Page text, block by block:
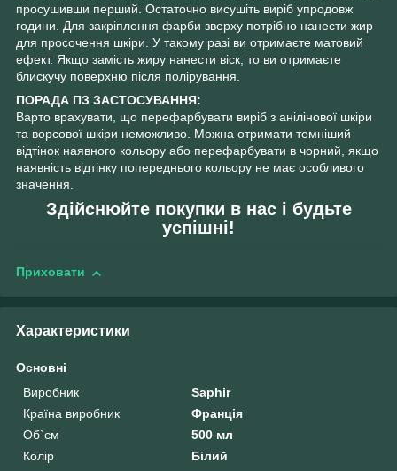
просушивши перший. Остаточно висушіть виріб упродовж
години. Для закріплення фарби зверху потрібно нанести жир
для просочення шкіри. У такому разі ви отримаєте матовий
ефект. Якщо замість жиру нанести віск, то ви отримаєте
блискучу поверхню після полірування.
ПОРАДА ПЗ ЗАСТОСУВАННЯ:
Варто врахувати, що перефарбувати виріб з анілінової шкіри
та ворсової шкіри неможливо. Можна отримати темніший
відтінок наявного кольору або перефарбувати в чорний, якщо
наявність відтінку попереднього кольору не має особливого
значення.
Здійснюйте покупки в нас і будьте
успішні!
Приховати
Характеристики
Основні
Виробник
Saphir
Країна виробник
Франція
Об`єм
500 мл
Колір
Білий